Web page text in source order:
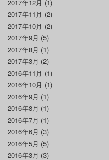
2017年12月 (1)
2017年11月 (2)
2017年10月 (2)
2017年9月 (5)
2017年8月 (1)
2017年3月 (2)
2016年11月 (1)
2016年10月 (1)
2016年9月 (1)
2016年8月 (1)
2016年7月 (1)
2016年6月 (3)
2016年5月 (5)
2016年3月 (3)